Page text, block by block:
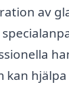
av
kan hjälpa